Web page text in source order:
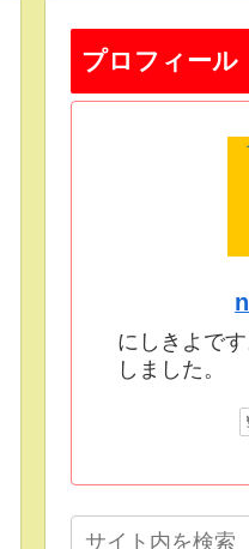
プロフィール
にしきよで
しました。